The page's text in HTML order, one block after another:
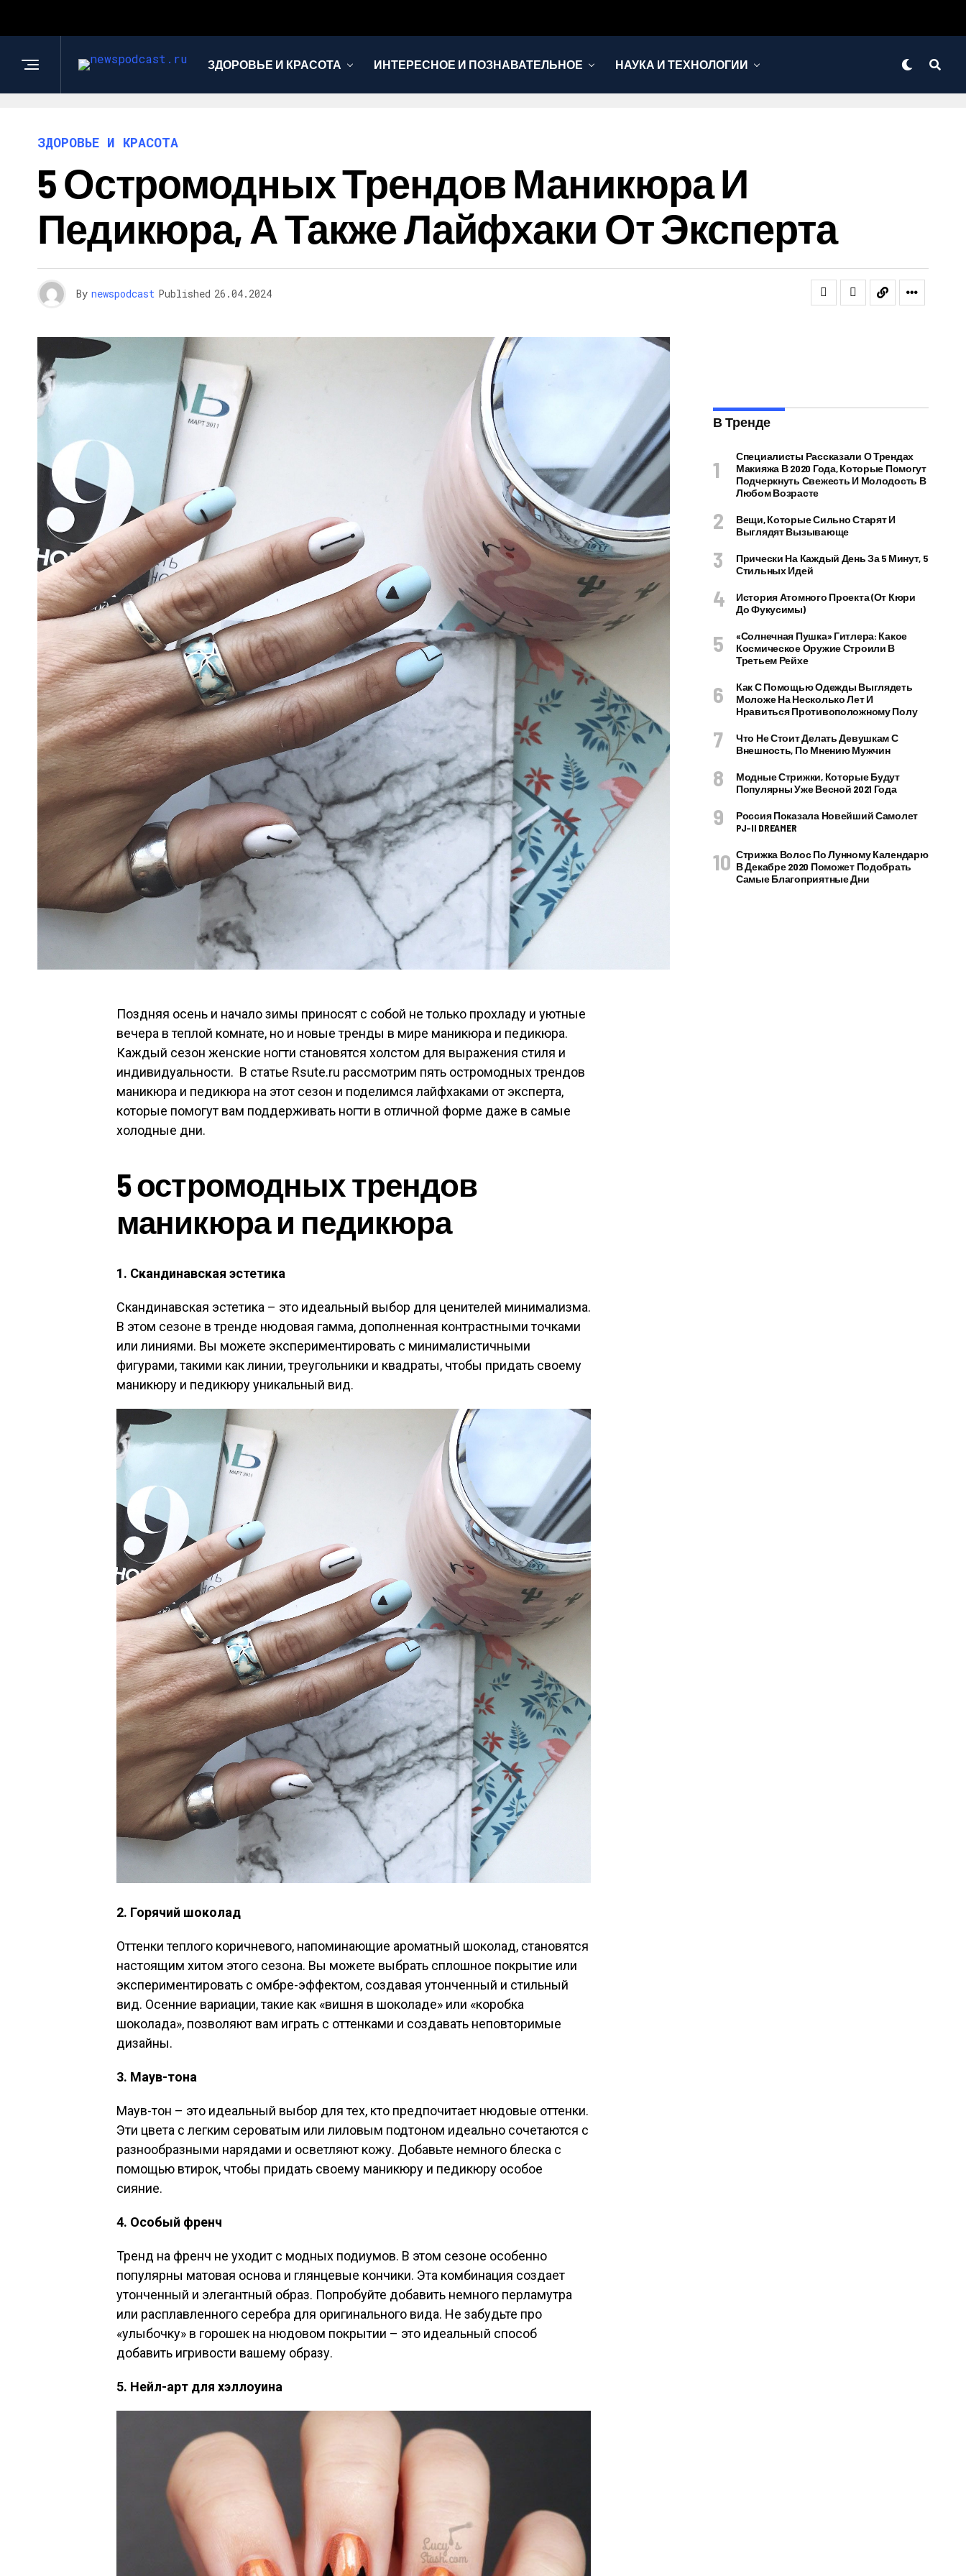
ЗДОРОВЬЕ И КРАСОТА ИНТЕРЕСНОЕ И ПОЗНАВАТЕЛЬНОЕ НАУКА И ТЕХНОЛОГИИ
ЗДОРОВЬЕ И КРАСОТА
5 Остромодных Трендов Маникюра И
Педикюра, А Также Лайфхаки От Эксперта
By newspodcast Published 26.04.2024
Поздняя осень и начало зимы приносят с собой не только прохладу и уютные
вечера в теплой комнате, но и новые тренды в мире маникюра и педикюра.
Каждый сезон женские ногти становятся холстом для выражения стиля и
индивидуальности. В статье Rsute.ru рассмотрим пять остромодных трендов
маникюра и педикюра на этот сезон и поделимся лайфхаками от эксперта,
которые помогут вам поддерживать ногти в отличной форме даже в самые
холодные дни.
5 остромодных трендов
маникюра и педикюра
1. Скандинавская эстетика
Скандинавская эстетика – это идеальный выбор для ценителей минимализма.
В этом сезоне в тренде нюдовая гамма, дополненная контрастными точками
или линиями. Вы можете экспериментировать с минималистичными
фигурами, такими как линии, треугольники и квадраты, чтобы придать своему
маникюру и педикюру уникальный вид.
2. Горячий шоколад
Оттенки теплого коричневого, напоминающие ароматный шоколад, становятся
настоящим хитом этого сезона. Вы можете выбрать сплошное покрытие или
экспериментировать с омбре-эффектом, создавая утонченный и стильный
вид. Осенние вариации, такие как «вишня в шоколаде» или «коробка
шоколада», позволяют вам играть с оттенками и создавать неповторимые
дизайны.
3. Маув-тона
Маув-тон – это идеальный выбор для тех, кто предпочитает нюдовые оттенки.
Эти цвета с легким сероватым или лиловым подтоном идеально сочетаются с
разнообразными нарядами и осветляют кожу. Добавьте немного блеска с
помощью втирок, чтобы придать своему маникюру и педикюру особое
сияние.
4. Особый френч
Тренд на френч не уходит с модных подиумов. В этом сезоне особенно
популярны матовая основа и глянцевые кончики. Эта комбинация создает
утонченный и элегантный образ. Попробуйте добавить немного перламутра
или расплавленного серебра для оригинального вида. Не забудьте про
«улыбочку» в горошек на нюдовом покрытии – это идеальный способ
добавить игривости вашему образу.
5. Нейл-арт для хэллоуина
В Тренде
Специалисты Рассказали О Трендах
Макияжа В 2020 Года, Которые Помогут
Подчеркнуть Свежесть И Молодость В
Любом Возрасте
Вещи, Которые Сильно Старят И
Выглядят Вызывающе
Прически На Каждый День За 5 Минут, 5
Стильных Идей
История Атомного Проекта (от Кюри
До Фукусимы)
«Солнечная Пушка» Гитлера: Какое
Космическое Оружие Строили В
Третьем Рейхе
Как С Помощью Одежды Выглядеть
Моложе На Несколько Лет И
Нравиться Противоположному Полу
Что Не Стоит Делать Девушкам С
Внешность, По Мнению Мужчин
Модные Стрижки, Которые Будут
Популярны Уже Весной 2021 Года
Россия Показала Новейший Самолет
PJ–II DREAMER
Стрижка Волос По Лунному Календарю
В Декабре 2020 Поможет Подобрать
Самые Благоприятные Дни